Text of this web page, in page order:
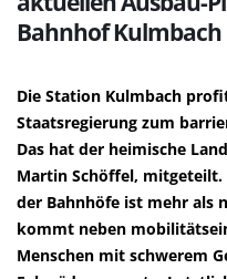
Bahnhof Kulmbach
Die Station Kulmbach
Staatsregierung zum
Das hat der heimische
Martin Schöffel,
der Bahnhöfe ist mehr als
kommt neben
Menschen mit schwerem